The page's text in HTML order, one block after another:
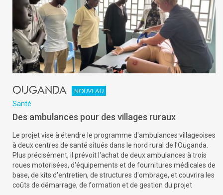
Ouganda Nouveau
Santé
Des ambulances pour des villages ruraux
Le projet vise à étendre le programme d'ambulances villageoises
à deux centres de santé situés dans le nord rural de l'Ouganda.
Plus précisément, il prévoit l'achat de deux ambulances à trois
roues motorisées, d'équipements et de fournitures médicales de
base, de kits d'entretien, de structures d'ombrage, et couvrira les
coûts de démarrage, de formation et de gestion du projet